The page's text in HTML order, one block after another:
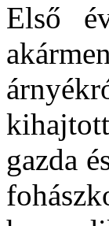
Első
gazda